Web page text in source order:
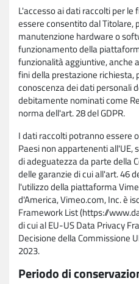
L'accesso ai dati raccolti per
essere consentito dal Titolare,
manutenzione hardware o
funzionamento della
funzionalità aggiuntive, anche
fini della prestazione richiesta,
conoscenza dei dati personali
debitamente nominati come
norma dell'art. 28 del GDPR.
I dati raccolti potranno essere
Paesi non appartenenti all'UE,
di adeguatezza da parte della
delle garanzie di cui all'art. 46
l'utilizzo della piattaforma
d'America, Vimeo.com, Inc. è
Framework List (https://
di cui al EU-US Data Privacy
Decisione della Commissione
2023.
Periodo di